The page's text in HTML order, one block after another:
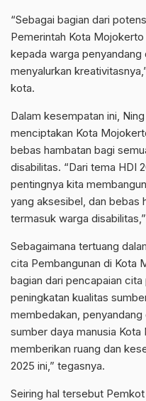
“Sebagai bagian dari
Pemerintah Kota
kepada warga penyandang
menyalurkan
kota.
Dalam kesempatan ini,
menciptakan Kota
bebas hambatan bagi
disabilitas. “Dari tema HDI
pentingnya kita
yang aksesibel, dan bebas
termasuk warga
Sebagaimana tertuang
cita Pembangunan di Kota
bagian dari pencapaian
peningkatan kualitas
membedakan, penyandang
sumber daya manusia
memberikan ruang dan
2025 ini,” tegasnya.
Seiring hal tersebut